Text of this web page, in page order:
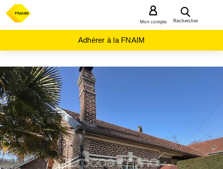
Rechercher
Mon compte
Adhérer à la FNAIM
ACHAT
MAISON
NORMANDIE
SEINE-
MARITIME
(76)
CANTELEU
(76380)